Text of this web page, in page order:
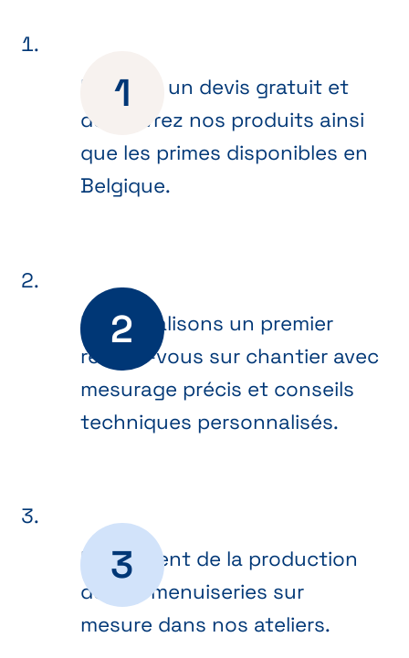
Recevez un devis gratuit et
découvrez nos produits ainsi
que les primes disponibles en
Belgique.
Nous réalisons un premier
rendez-vous sur chantier avec
mesurage précis et conseils
techniques personnalisés.
Lancement de la production
de vos menuiseries sur
mesure dans nos ateliers.